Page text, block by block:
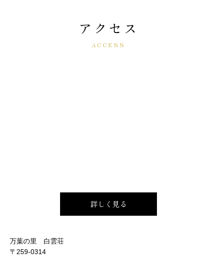
アクセス
ACCESS
詳しく見る
万葉の里 白雲荘
〒259-0314